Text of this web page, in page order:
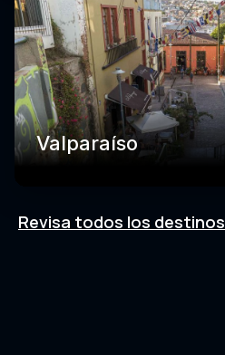
Valparaíso
Revisa todos los destinos